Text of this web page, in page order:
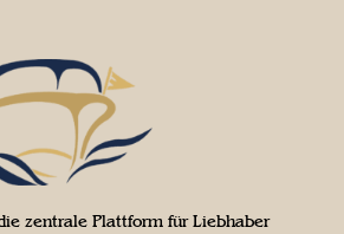
zentrale Plattform für Liebhaber